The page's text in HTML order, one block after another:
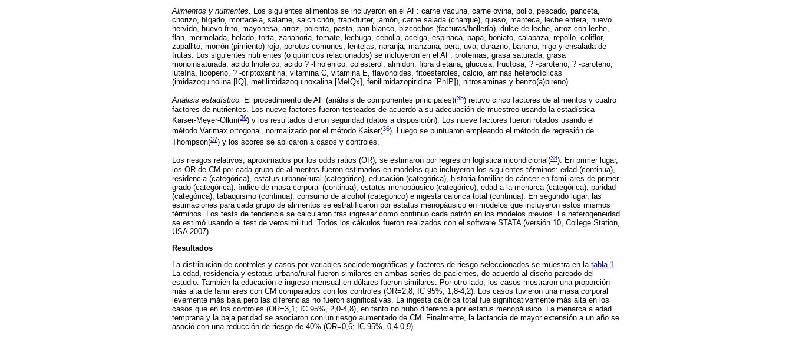
Alimentos y nutrientes. Los siguientes alimentos se incluyeron en el AF: carne vacuna, carne ovina, pollo, pescado, panceta,
chorizo, hígado, mortadela, salame, salchichón, frankfurter, jamón, carne salada (charque), queso, manteca, leche entera, huevo
hervido, huevo frito, mayonesa, arroz, polenta, pasta, pan blanco, bizcochos (facturas/bollería), dulce de leche, arroz con leche,
flan, mermelada, helado, torta, zanahoria, tomate, lechuga, cebolla, acelga, espinaca, papa, boniato, calabaza, repollo, coliflor,
zapallito, morrón (pimiento) rojo, porotos comunes, lentejas, naranja, manzana, pera, uva, durazno, banana, higo y ensalada de
frutas. Los siguientes nutrientes (o químicos relacionados) se incluyeron en el AF: proteínas, grasa saturada, grasa
monoinsaturada, ácido linoleico, ácido ? -linolénico, colesterol, almidón, fibra dietaria, glucosa, fructosa, ? -caroteno, ? -caroteno,
luteína, licopeno, ? -criptoxantina, vitamina C, vitamina E, flavonoides, fitoesteroles, calcio, aminas heterocíclicas
(imidazoquinolina [IQ], metilimidazoquinoxalina [MeIQx], fenilimidazopiridina [PhIP]), nitrosaminas y benzo(a)pireno).
Análisis estadístico. El procedimiento de AF (análisis de componentes principales)(35) retuvo cinco factores de alimentos y cuatro
factores de nutrientes. Los nueve factores fueron testeados de acuerdo a su adecuación de muestreo usando la estadística
Kaiser-Meyer-Olkin(36) y los resultados dieron seguridad (datos a disposición). Los nueve factores fueron rotados usando el
método Varimax ortogonal, normalizado por el método Kaiser(36). Luego se puntuaron empleando el método de regresión de
Thompson(37) y los scores se aplicaron a casos y controles.
Los riesgos relativos, aproximados por los odds ratios (OR), se estimaron por regresión logística incondicional(38). En primer lugar,
los OR de CM por cada grupo de alimentos fueron estimados en modelos que incluyeron los siguientes términos: edad (continua),
residencia (categórica), estatus urbano/rural (categórico), educación (categórica), historia familiar de cáncer en familiares de primer
grado (categórica), índice de masa corporal (continua), estatus menopáusico (categórico), edad a la menarca (categórica), paridad
(categórica), tabaquismo (continua), consumo de alcohol (categórico) e ingesta calórica total (continua). En segundo lugar, las
estimaciones para cada grupo de alimentos se estratificaron por estatus menopáusico en modelos que incluyeron estos mismos
términos. Los tests de tendencia se calcularon tras ingresar como continuo cada patrón en los modelos previos. La heterogeneidad
se estimó usando el test de verosimilitud. Todos los cálculos fueron realizados con el software STATA (versión 10, College Station,
USA 2007).
Resultados
La distribución de controles y casos por variables sociodemográficas y factores de riesgo seleccionados se muestra en la tabla 1
La edad, residencia y estatus urbano/rural fueron similares en ambas series de pacientes, de acuerdo al diseño pareado del
estudio. También la educación e ingreso mensual en dólares fueron similares. Por otro lado, los casos mostraron una proporción
más alta de familiares con CM comparados con los controles (OR=2,8; IC 95%, 1,8-4,2). Los casos tuvieron una masa corporal
levemente más baja pero las diferencias no fueron significativas. La ingesta calórica total fue significativamente más alta en los
casos que en los controles (OR=3,1; IC 95%, 2,0-4,8), en tanto no hubo diferencia por estatus menopáusico. La menarca a edad
temprana y la baja paridad se asociaron con un riesgo aumentado de CM. Finalmente, la lactancia de mayor extensión a un año se
asoció con una reducción de riesgo de 40% (OR=0,6; IC 95%, 0,4-0,9).